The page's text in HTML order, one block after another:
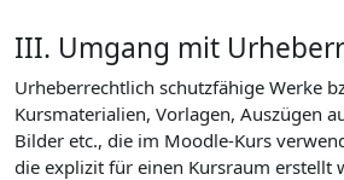
III. Umgang mit
Urheberrechtlich schutzfähige Werke
Kursmaterialien, Vorlagen, Auszügen
Bilder etc., die im Moodle-Kurs
die explizit für einen Kursraum erstellt